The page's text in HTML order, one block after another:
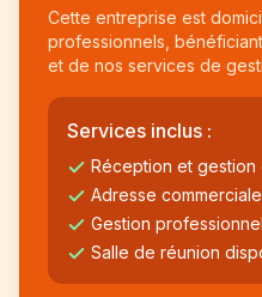
Cette entreprise est
professionnels,
et de nos services de
Services inclus :
Réception et gestion
Adresse
Gestion
Salle de réunion